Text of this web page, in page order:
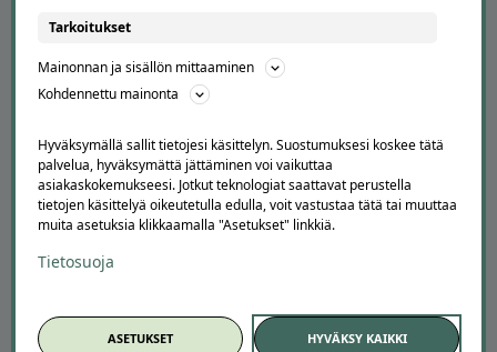
APUA JA NEUVOJA
Asiakaspalvelu
Kuinka Offerilla toimii
Suosittele Offerillaa
TUTUSTU MEIHIN
Tietoa meistä
Ajankohtaista
Offerilla mediassa
Tarkoitukset
Mainonnan ja sisällön mittaaminen
Kohdennettu mainonta
Hyväksymällä sallit tietojesi käsittelyn. Suostumuksesi koskee tätä
palvelua, hyväksymättä jättäminen voi vaikuttaa
asiakaskokemukseesi. Jotkut teknologiat saattavat perustella
tietojen käsittelyä oikeutetulla edulla, voit vastustaa tätä tai muuttaa
muita asetuksia klikkaamalla "Asetukset" linkkiä.
Tietosuoja
ASETUKSET HYVÄKSY KAIKKI